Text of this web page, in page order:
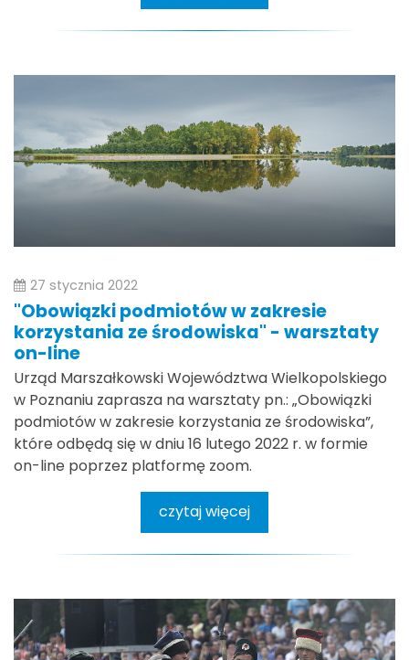
27 stycznia 2022
"Obowiązki podmiotów w zakresie
korzystania ze środowiska" - warsztaty
on-line
Urząd Marszałkowski Województwa Wielkopolskiego
w Poznaniu zaprasza na warsztaty pn.: „Obowiązki
podmiotów w zakresie korzystania ze środowiska”,
które odbędą się w dniu 16 lutego 2022 r. w formie
on-line poprzez platformę zoom.
czytaj więcej